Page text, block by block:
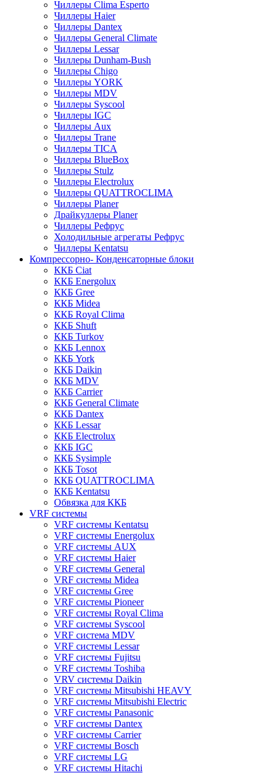
Чиллеры Clima Esperto
Чиллеры Haier
Чиллеры Dantex
Чиллеры General Climate
Чиллеры Lessar
Чиллеры Dunham-Bush
Чиллеры Chigo
Чиллеры YORK
Чиллеры MDV
Чиллеры Syscool
Чиллеры IGC
Чиллеры Aux
Чиллеры Trane
Чиллеры TICA
Чиллеры BlueBox
Чиллеры Stulz
Чиллеры Electrolux
Чиллеры QUATTROCLIMA
Чиллеры Planer
Драйкуллеры Planer
Чиллеры Рефрус
Холодильные агрегаты Рефрус
Чиллеры Kentatsu
Компрессорно- Конденсаторные блоки
ККБ Ciat
ККБ Energolux
ККБ Gree
ККБ Midea
ККБ Royal Clima
ККБ Shuft
ККБ Turkov
ККБ Lennox
ККБ York
ККБ Daikin
ККБ MDV
ККБ Carrier
ККБ General Climate
ККБ Dantex
ККБ Lessar
ККБ Electrolux
ККБ IGC
ККБ Sysimple
ККБ Tosot
ККБ QUATTROCLIMA
ККБ Kentatsu
Обвязка для ККБ
VRF системы
VRF системы Kentatsu
VRF системы Energolux
VRF системы AUX
VRF системы Haier
VRF системы General
VRF системы Midea
VRF системы Gree
VRF системы Pioneer
VRF системы Royal Clima
VRF системы Syscool
VRF система MDV
VRF системы Lessar
VRF системы Fujitsu
VRF системы Toshiba
VRV системы Daikin
VRF системы Mitsubishi HEAVY
VRF системы Mitsubishi Electric
VRF системы Panasonic
VRF системы Dantex
VRF системы Carrier
VRF системы Bosch
VRF системы LG
VRF системы Hitachi